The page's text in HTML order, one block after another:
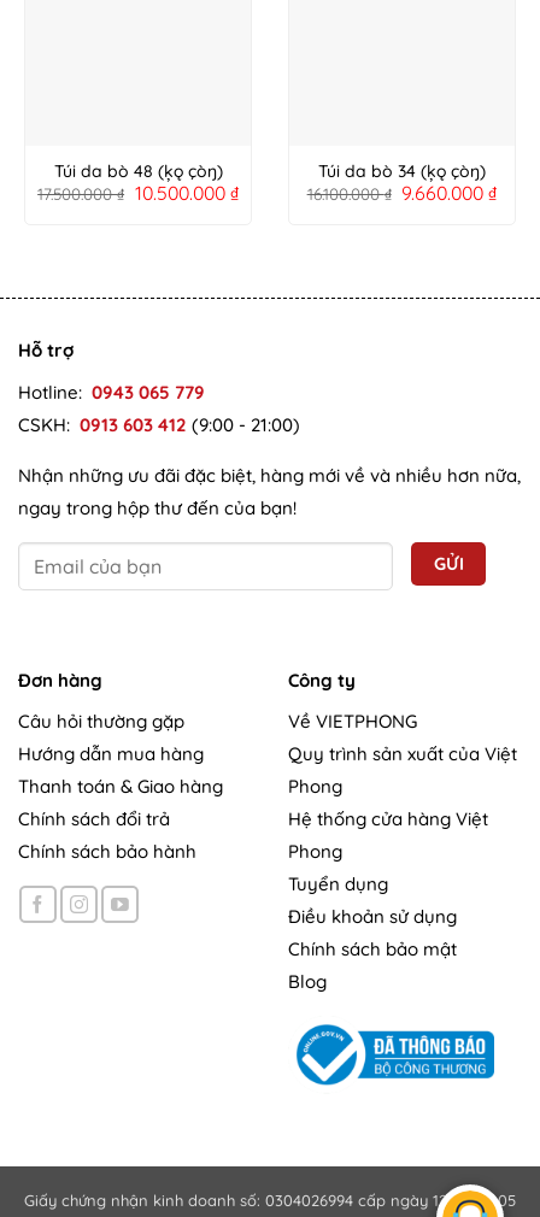
Túi da bò 48 (ķǫ çòŋ)
17.500.000₫ 10.500.000 ₫
Túi da bò 34 (ķǫ çòŋ)
16.100.000₫ 9.660.000₫
Hỗ trợ
Hotline: 0943 065 779
CSKH: 0913 603 412 (9:00 - 21:00)
Nhận những ưu đãi đặc biệt, hàng mới về và nhiều hơn nữa,
ngay trong hộp thư đến của bạn!
Đơn hàng
Câu hỏi thường gặp
Hướng dẫn mua hàng
Thanh toán & Giao hàng
Chính sách đổi trả
Chính sách bảo hành
Công ty
Về VIETPHONG
Quy trình sản xuất của Việt
Phong
Hệ thống cửa hàng Việt
Phong
Tuyển dụng
Điều khoản sử dụng
Chính sách bảo mật
Blog
Giấy chứng nhận kinh doanh số: 0304026994 cấp ngày 12/10/2005